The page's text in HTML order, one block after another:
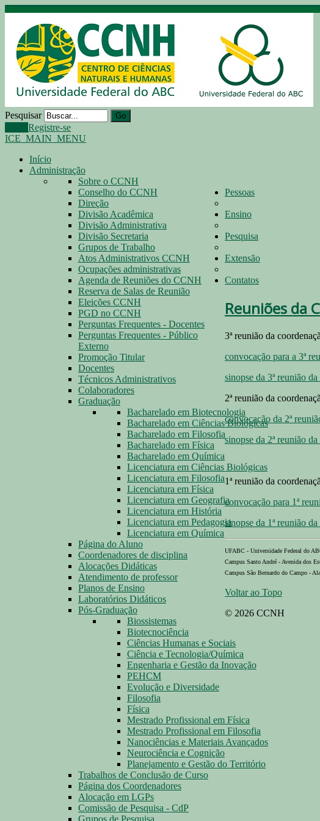
Pesquisar Go
Registre-se
ICE_MAIN_MENU
Início
Administração
Sobre o CCNH
Conselho do CCNH
Direção
Divisão Acadêmica
Divisão Administrativa
Divisão Secretaria
Grupos de Trabalho
Atos Administrativos CCNH
Ocupações administrativas
Agenda de Reuniões do CCNH
Reserva de Salas de Reunião
Eleições CCNH
PGD no CCNH
Perguntas Frequentes - Docentes
Perguntas Frequentes - Público
Externo
Promoção Titular
Pessoas
Docentes
Técnicos Administrativos
Colaboradores
Ensino
Graduação
Bacharelado em Biotecnologia
Bacharelado em Ciências Biológicas
Bacharelado em Filosofia
Bacharelado em Física
Bacharelado em Química
Licenciatura em Ciências Biológicas
Licenciatura em Filosofia
Licenciatura em Física
Licenciatura em Geografia
Licenciatura em História
Licenciatura em Pedagogia
Licenciatura em Química
Página do Aluno
Coordenadores de disciplina
Alocações Didáticas
Atendimento de professor
Planos de Ensino
Laboratórios Didáticos
Pós-Graduação
Biossistemas
Biotecnociência
Ciências Humanas e Sociais
Ciência e Tecnologia/Química
Engenharia e Gestão da Inovação
PEHCM
Evolução e Diversidade
Filosofia
Física
Mestrado Profissional em Física
Mestrado Profissional em Filosofia
Nanociências e Materiais Avançados
Neurociência e Cognição
Planejamento e Gestão do Território
Trabalhos de Conclusão de Curso
Página dos Coordenadores
Pesquisa
Alocação em LGPs
Comissão de Pesquisa - CdP
Grupos de Pesquisa
Extensão
Contatos
Reuniões da
3ª reunião da
convocação para a 3ª
sinopse da 3ª reunião
2ª reunião da
convocação da 2ª
sinopse da 2ª reunião
1ª reunião da
convocação para 1ª
sinopse da 1ª reunião
UFABC - Universidade Federal do
Campus Santo André - Avenida dos
Campus São Bernardo do Campo -
Voltar ao Topo
© 2026 CCNH